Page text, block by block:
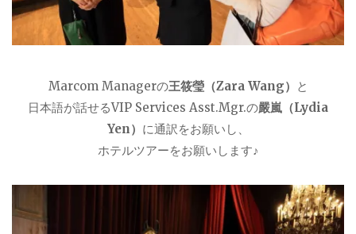
Marcom Managerの王筱瑩（Zara Wang） と
日本語が話せるVIP Services Asst.Mgr.の嚴嵐（Lydia
Yen） に通訳をお願いし、
ホテルツアーをお願いします♪